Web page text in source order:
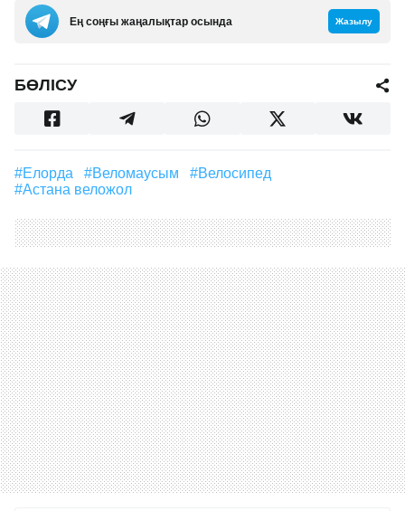
Ең соңғы жаңалықтар осында Жазылу
БӨЛІСУ
#Елорда #веломаусым
#велосипед
#астана веложол